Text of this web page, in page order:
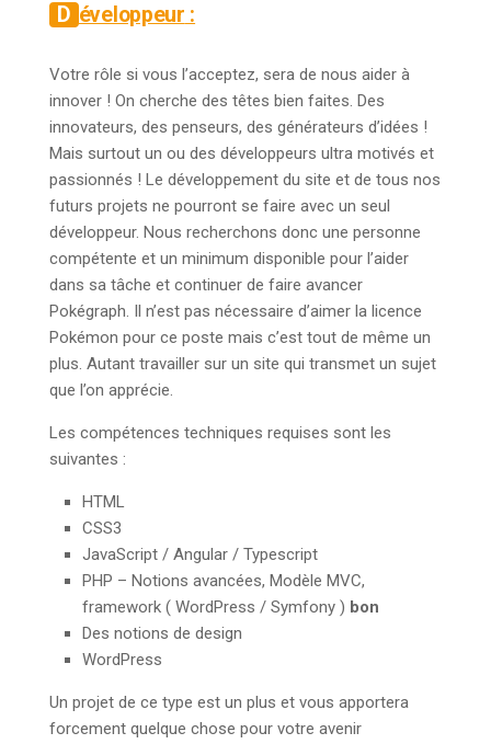
Développeur :
Votre rôle si vous l’acceptez, sera de nous aider à
innover ! On cherche des têtes bien faites. Des
innovateurs, des penseurs, des générateurs d’idées !
Mais surtout un ou des développeurs ultra motivés et
passionnés ! Le développement du site et de tous nos
futurs projets ne pourront se faire avec un seul
développeur. Nous recherchons donc une personne
compétente et un minimum disponible pour l’aider
dans sa tâche et continuer de faire avancer
Pokégraph. Il n’est pas nécessaire d’aimer la licence
Pokémon pour ce poste mais c’est tout de même un
plus. Autant travailler sur un site qui transmet un sujet
que l’on apprécie.
Les compétences techniques requises sont les
suivantes :
HTML
CSS3
JavaScript / Angular / Typescript
PHP – Notions avancées, Modèle MVC,
framework ( WordPress / Symfony ) bon
Des notions de design
WordPress
Un projet de ce type est un plus et vous apportera
forcement quelque chose pour votre avenir